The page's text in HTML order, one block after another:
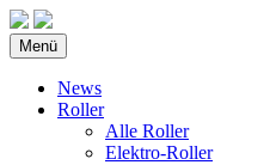
Menü
News
Roller
Alle Roller
Elektro-Roller